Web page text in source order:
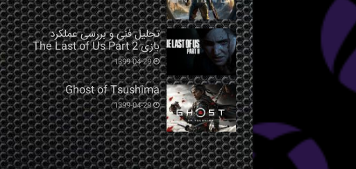
تحلیل فنی و بررسی عملکرد
بازی The Last of Us Part 2
1399-04-29
Ghost of Tsushima
1399-04-29